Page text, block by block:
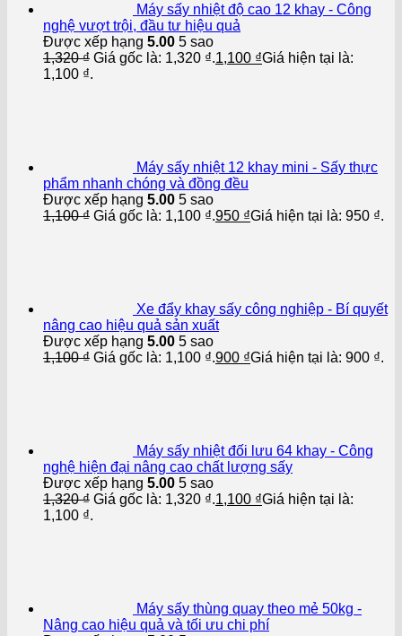
Máy sấy nhiệt độ cao 12 khay - Công
nghệ vượt trội, đầu tư hiệu quả
Được xếp hạng 5.00 5 sao
1,320₫ Giá gốc là: 1,320 ₫.1,100 ₫Giá hiện tại là:
1,100 ₫.
Máy sấy nhiệt 12 khay mini - Sấy thực
phẩm nhanh chóng và đồng đều
Được xếp hạng 5.00 5 sao
1,100₫ Giá gốc là: 1,100 ₫.950 ₫Giá hiện tại là: 950 ₫.
Xe đẩy khay sấy công nghiệp - Bí quyết
nâng cao hiệu quả sản xuất
Được xếp hạng 5.00 5 sao
1,100₫ Giá gốc là: 1,100 ₫.900 ₫Giá hiện tại là: 900 ₫.
Máy sấy nhiệt đối lưu 64 khay - Công
nghệ hiện đại nâng cao chất lượng sấy
Được xếp hạng 5.00 5 sao
1,320₫ Giá gốc là: 1,320 ₫.1,100 ₫Giá hiện tại là:
1,100 ₫.
Máy sấy thùng quay theo mẻ 50kg -
Nâng cao hiệu quả và tối ưu chi phí